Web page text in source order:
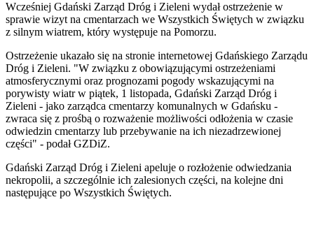
Wcześniej Gdański Zarząd Dróg i Zieleni wydał ostrzeżenie w
sprawie wizyt na cmentarzach we Wszystkich Świętych w związku
z silnym wiatrem, który występuje na Pomorzu.
Ostrzeżenie ukazało się na stronie internetowej Gdańskiego Zarządu
Dróg i Zieleni. "W związku z obowiązującymi ostrzeżeniami
atmosferycznymi oraz prognozami pogody wskazującymi na
porywisty wiatr w piątek, 1 listopada, Gdański Zarząd Dróg i
Zieleni - jako zarządca cmentarzy komunalnych w Gdańsku -
zwraca się z prośbą o rozważenie możliwości odłożenia w czasie
odwiedzin cmentarzy lub przebywanie na ich niezadrzewionej
części" - podał GZDiZ.
Gdański Zarząd Dróg i Zieleni apeluje o rozłożenie odwiedzania
nekropolii, a szczególnie ich zalesionych części, na kolejne dni
następujące po Wszystkich Świętych.